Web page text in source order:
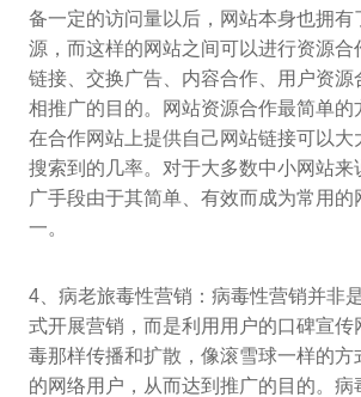
备一定的访问量以后，网站本身也拥有
源，而这样的网站之间可以进行资源合
链接、交换广告、内容合作、用户资源
相推广的目的。网站资源合作最简单的
在合作网站上提供自己网站链接可以大
搜索到的几率。对于大多数中小网站来
广手段由于其简单、有效而成为常用的
一。
4、病老旅毒性营销：病毒性营销并非
式开展营销，而是利用用户的口碑宣传
毒那样传播和扩散，像滚雪球一样的方
的网络用户，从而达到推广的目的。病